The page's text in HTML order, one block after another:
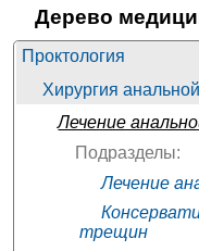
Санкт-Петербург; пр-т
+7(499
Евромедклиника 24
+7(499..показать
МедЦентрСервис в
Москва; ул. Полярная, д.
Дерево
Проктология
Хирургия
Лечение
Подразделы:
Лечение
трещин